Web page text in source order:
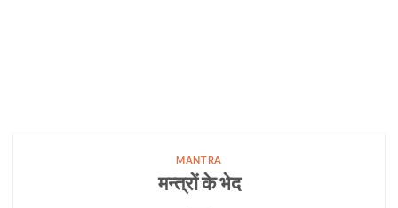
MANTRA
मन्त्रों के भेद